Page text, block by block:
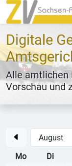
Digitale
Alle amtlichen
Vorschau und
Mo Di